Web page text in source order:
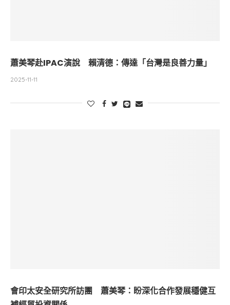
蕭美琴赴IPAC演說 賴清德：傳達「台灣是良善力量」
2025-11-11
會印太安全研究所訪團 蕭美琴：盼深化合作發展穩健互